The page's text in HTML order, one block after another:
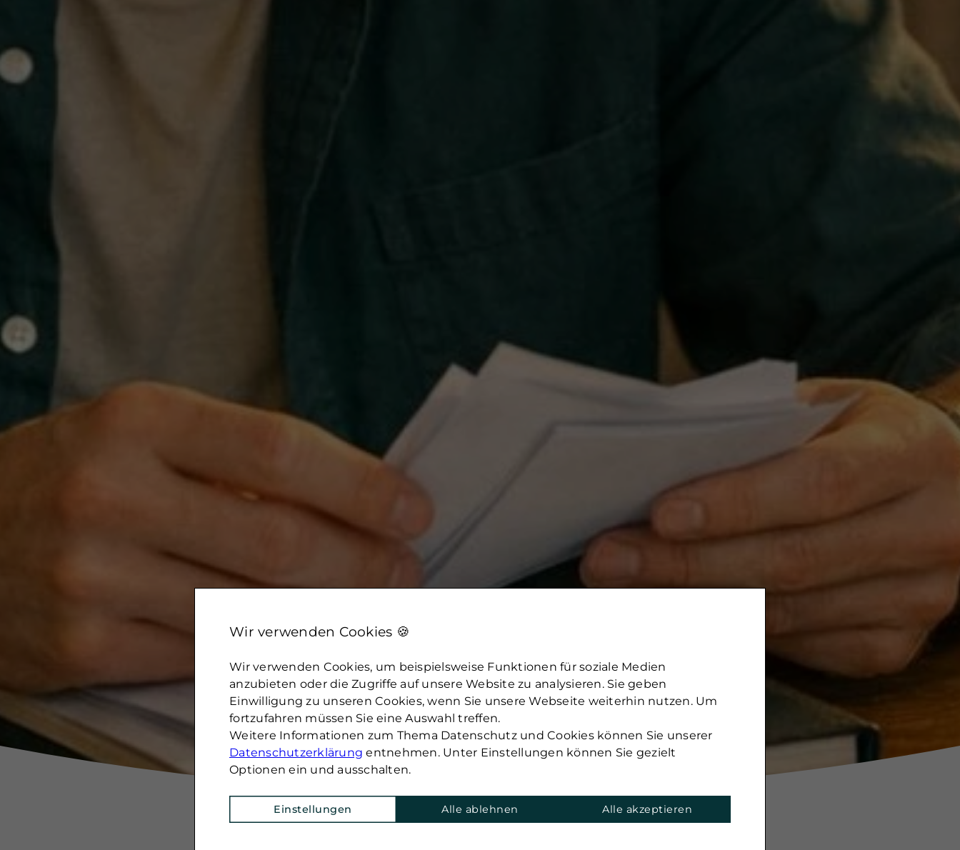
Wir verwenden Cookies 🍪
Wir verwenden Cookies, um beispielsweise Funktionen für soziale Medien
anzubieten oder die Zugriffe auf unsere Website zu analysieren. Sie geben
Einwilligung zu unseren Cookies, wenn Sie unsere Webseite weiterhin nutzen. Um
fortzufahren müssen Sie eine Auswahl treffen.
Weitere Informationen zum Thema Datenschutz und Cookies können Sie unserer
Datenschutzerklärung entnehmen. Unter Einstellungen können Sie gezielt
Optionen ein und ausschalten.
Einstellungen Alle ablehnen Alle akzeptieren